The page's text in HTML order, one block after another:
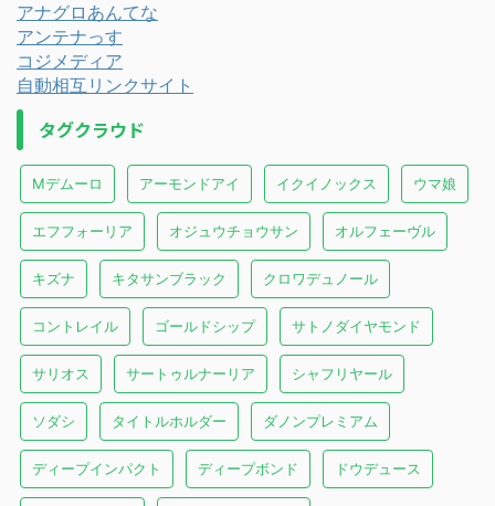
アナグロあんてな
アンテナっす
コジメディア
自動相互リンクサイト
タグクラウド
Mデムーロ アーモンドアイ イクイノックス ウマ娘
エフフォーリア オジュウチョウサン オルフェーヴル
キズナ キタサンブラック クロワデュノール
コントレイル ゴールドシップ サトノダイヤモンド
サリオス サートゥルナーリア シャフリヤール
ソダシ タイトルホルダー ダノンプレミアム
ディープインパクト ディープボンド ドウデュース